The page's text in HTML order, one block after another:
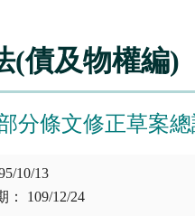
(債及物權編)
分條文修正草案總
10/13
： 109/12/24